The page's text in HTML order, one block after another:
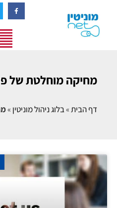
מחיקה מוחלטת של
דף הבית»בלוג ניהול מוניטין »